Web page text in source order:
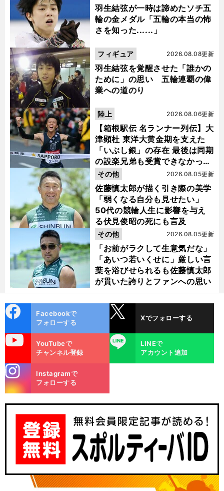
羽生結弦が一時は諦めたソチ五
輪の金メダル「五輪の本当の怖
さを知った......」
羽生結弦を覚醒させた「誰かの
ために」の思い 五輪連覇の偉
業への道のり
2026.08.08更新
フィギュア
【箱根駅伝 名ランナー列伝】大
津顕杜 東洋大黄金期を支えた
「いぶし銀」の存在 最後は同期
の設楽兄弟も受賞できなかった
金栗杯に輝く
2026.08.06更新
陸上
佐藤慎太郎が描く引き際の美学
「弱くなる自分も見せたい」
50代の競輪人生に影響を与え
る伏見俊昭の死にも言及
2026.08.05更新
その他
「お前がラクして生意気だな」
「あいつ若いくせに」厳しい言
葉を浴びせられるも佐藤慎太郎
が貫いた誇りとファンへの思い
2026.08.05更新
その他
ok
Facebookで
フォローする
Xでフォローする
YouTubeで
チャンネル登録
LINE
LINEで
アカウント追加
m
Instagramで
フォローする